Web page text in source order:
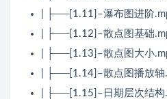
| ├──[1.11]–瀑布图进阶
| ├──[1.12]–散点图基础
| ├──[1.13]–散点图大小
| ├──[1.14]–散点图播放
| ├──[1.15]–日期层次结